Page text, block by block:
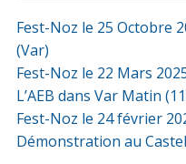
Fest-Noz le 25 Octobre
(Var)
Fest-Noz le 22 Mars
L’AEB dans Var Matin
Fest-Noz le 24 février
Démonstration au